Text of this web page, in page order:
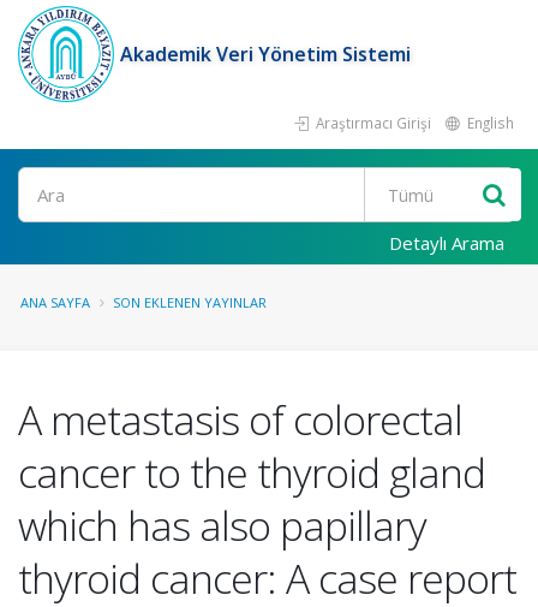
Akademik Veri Yönetim Sistemi
Araştırmacı Girişi English
Ara
Detaylı Arama
ANA SAYFA SON EKLENEN YAYINLAR
A metastasis of colorectal
cancer to the thyroid gland
which has also papillary
thyroid cancer: A case report